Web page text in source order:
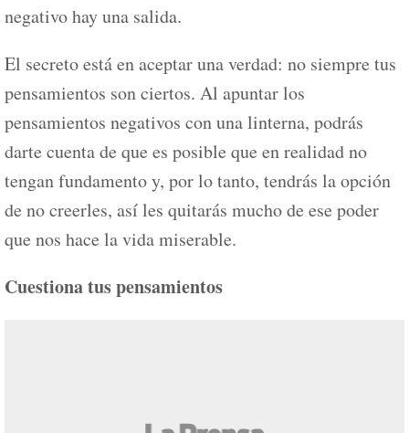
negativo hay una salida.
El secreto está en aceptar una verdad: no siempre tus
pensamientos son ciertos. Al apuntar los
pensamientos negativos con una linterna, podrás
darte cuenta de que es posible que en realidad no
tengan fundamento y, por lo tanto, tendrás la opción
de no creerles, así les quitarás mucho de ese poder
que nos hace la vida miserable.
Cuestiona tus pensamientos